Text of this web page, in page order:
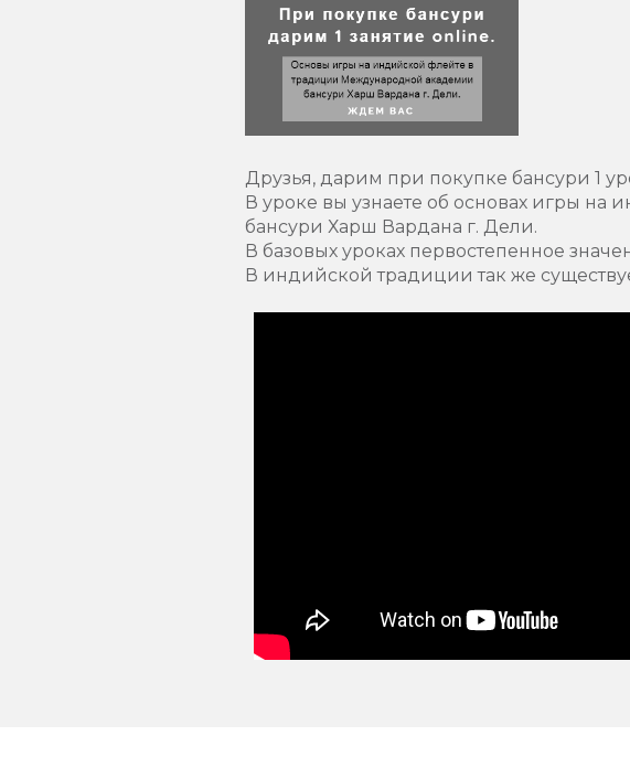
Друзья, дарим при покупке бансури 1
В уроке вы узнаете об основах игры
бансури Харш Вардана г. Дели.
В базовых уроках первостепенное
В индийской традиции так же